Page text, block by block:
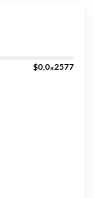
$0,0₈2577